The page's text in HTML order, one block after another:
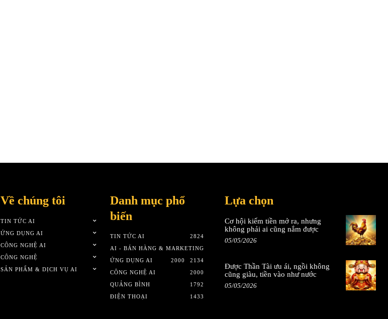
Về chúng tôi
TIN TỨC AI
ỨNG DỤNG AI
CÔNG NGHỆ AI
CÔNG NGHỆ
SẢN PHẨM & DỊCH VỤ AI
Danh mục phổ
biến
TIN TỨC AI
2824
AI - BÁN HÀNG & MARKETING
2134
ỨNG DỤNG AI
2000
CÔNG NGHỆ AI
2000
QUẢNG BÌNH
1792
ĐIỆN THOẠI
1433
Lựa chọn
Cơ hội kiếm tiền mở ra, nhưng
không phải ai cũng nắm được
05/05/2026
Được Thần Tài ưu ái, ngồi không
cũng giàu, tiền vào như nước
05/05/2026